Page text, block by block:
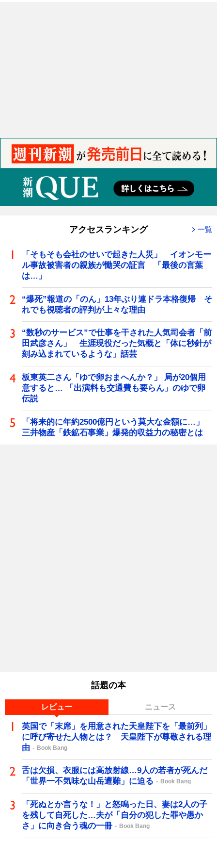
アクセスランキング 一覧
「そもそも会社のせいで起きた人災」 イオンモー
ル事故被害者の親族が慟哭の証言 「最後の言葉
は…」
“爆死”報道の「のん」13年ぶり連ドラ本格復帰 そ
れでも視聴者の評判が上々な理由
“数秒のサービス”で仕事を干された人気司会者「前
田武彦さん」 生涯現役だった気概と「体に秒針が
刻み込まれているような」話芸
板東英二さん「ゆで卵おまへんか？」 局が20個用
意すると… 「出演料も交通費も要らん」のゆで卵
伝説
「将来的に年約2500億円という莫大な金額に…」
三井物産「鉄鉱石事業」爆発的収益力の秘密とは
話題の本
レビュー ニュース
英国で「末席」を用意された天皇陛下を「最前列」
に呼び寄せた人物とは？ 天皇陛下が尊敬される理
由
Book Bang
舌は欠損、衣服には高放射線…9人の若者が死んだ
「世界一不気味な山岳遭難」に迫る
Book Bang
「死ぬとか言うな！」と怒鳴った日、妻は2人の子
を残して自死した…夫が「自分の犯した罪や愚か
さ」に向き合う魂の一冊
Book Bang